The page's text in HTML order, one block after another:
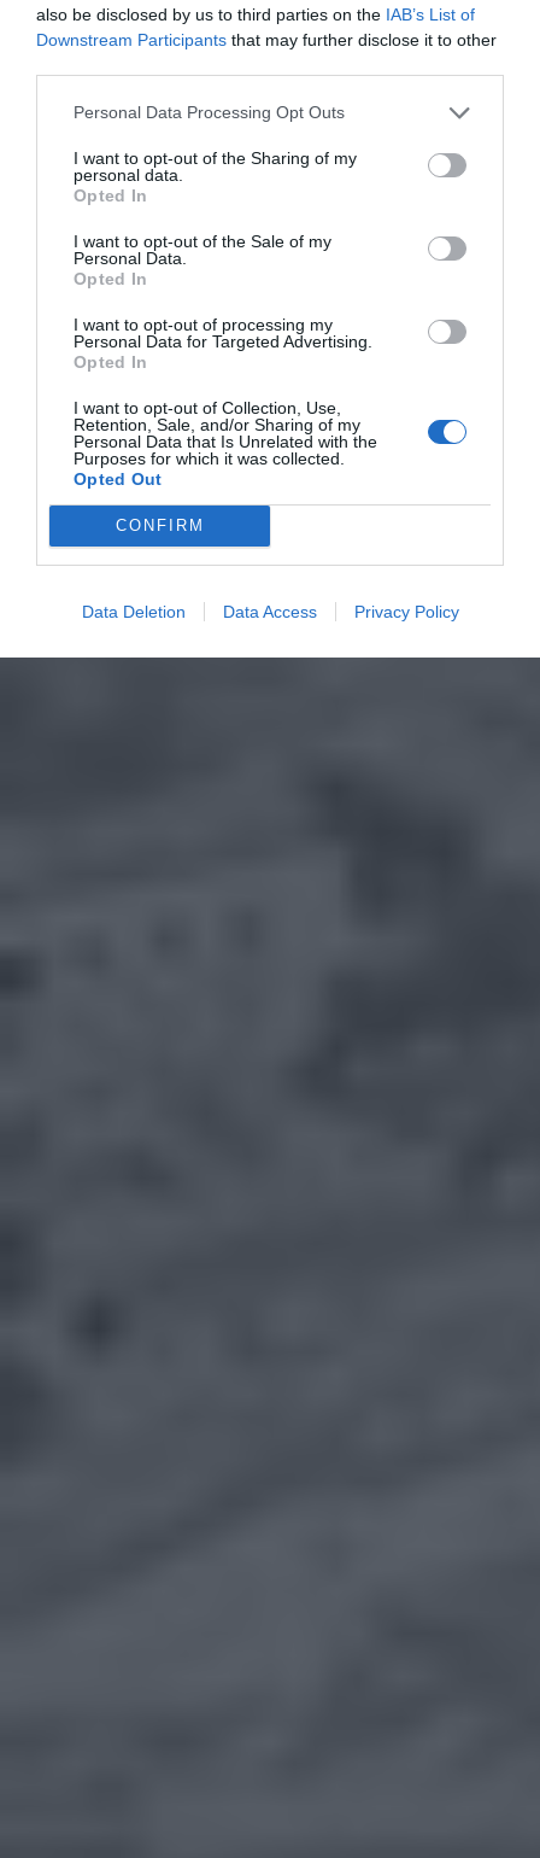
also be disclosed by us to third parties on the IAB’s List of
Downstream Participants that may further disclose it to other
Personal Data Processing Opt Outs
I want to opt-out of the Sharing of my
personal data.
Opted In
I want to opt-out of the Sale of my
Personal Data.
Opted In
I want to opt-out of processing my
Personal Data for Targeted Advertising.
Opted In
I want to opt-out of Collection, Use,
Retention, Sale, and/or Sharing of my
Personal Data that Is Unrelated with the
Purposes for which it was collected.
Opted Out
CONFIRM
Data Deletion Data Access Privacy Policy